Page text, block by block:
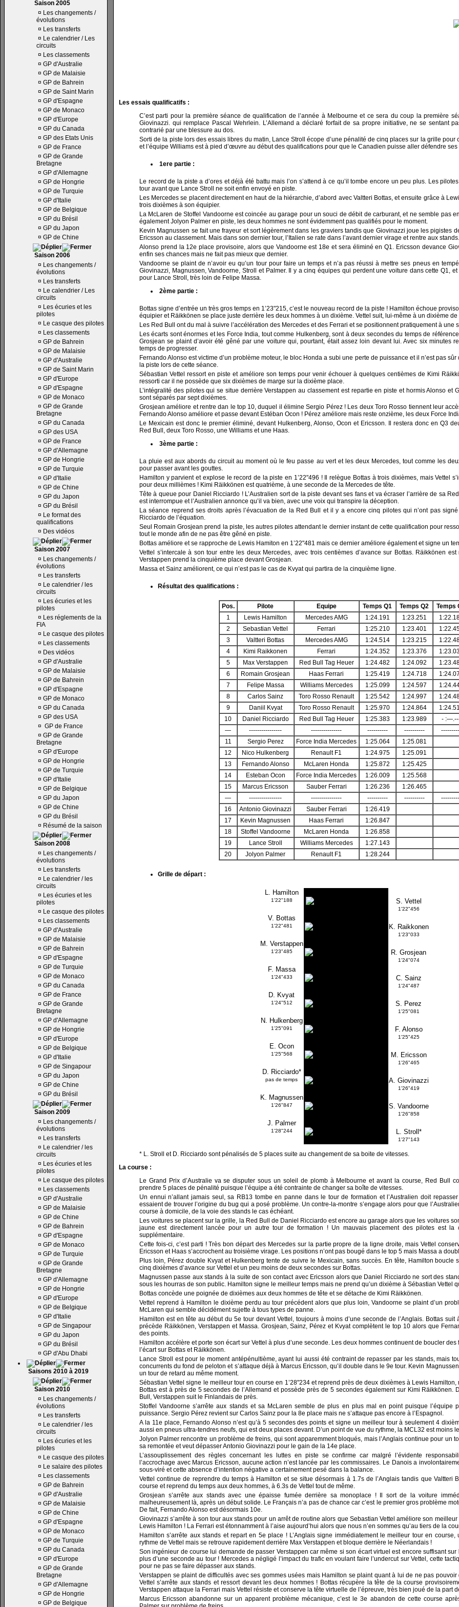
Saison 2005
¤ Les changements /
évolutions
¤ Les transferts
¤ Le calendrier / Les
circuits
¤ Les classements
¤ GP d'Australie
¤ GP de Malaisie
¤ GP de Bahrein
¤ GP de Saint Marin
¤ GP d'Espagne
¤ GP de Monaco
¤ GP d'Europe
¤ GP du Canada
¤ GP des Etats Unis
¤ GP de France
¤ GP de Grande
Bretagne
¤ GP d'Allemagne
¤ GP de Hongrie
¤ GP de Turquie
¤ GP d'Italie
¤ GP de Belgique
¤ GP du Brésil
¤ GP du Japon
¤ GP de Chine
Saison 2006
¤ Les changements /
évolutions
¤ Les transferts
¤ Le calendrier / Les
circuits
¤ Les écuries et les
pilotes
¤ Le casque des pilotes
¤ Les classements
¤ GP de Bahrein
¤ GP de Malaisie
¤ GP d'Australie
¤ GP de Saint Marin
¤ GP d'Europe
¤ GP d'Espagne
¤ GP de Monaco
¤ GP de Grande
Bretagne
¤ GP du Canada
¤ GP des USA
¤ GP de France
¤ GP d'Allemagne
¤ GP de Hongrie
¤ GP de Turquie
¤ GP d'Italie
¤ GP de Chine
¤ GP du Japon
¤ GP du Brésil
¤ Le format des
qualifications
¤ Des vidéos
Saison 2007
¤ Les changements /
évolutions
¤ Les transferts
¤ Le calendrier / les
circuits
¤ Les écuries et les
pilotes
¤ Les réglements de la
FIA
¤ Le casque des pilotes
¤ Les classements
¤ Des vidéos
¤ GP d'Australie
¤ GP de Malaisie
¤ GP de Bahrein
¤ GP d'Espagne
¤ GP de Monaco
¤ GP du Canada
¤ GP des USA
¤ GP de France
¤ GP de Grande
Bretagne
¤ GP d'Europe
¤ GP de Hongrie
¤ GP de Turquie
¤ GP d'Italie
¤ GP de Belgique
¤ GP du Japon
¤ GP de Chine
¤ GP du Brésil
¤ Résumé de la saison
Saison 2008
¤ Les changements /
évolutions
¤ Les transferts
¤ Le calendrier / les
circuits
¤ Les écuries et les
pilotes
¤ Le casque des pilotes
¤ Les classements
¤ GP d'Australie
¤ GP de Malaisie
¤ GP de Bahrein
¤ GP d'Espagne
¤ GP de Turquie
¤ GP de Monaco
¤ GP du Canada
¤ GP de France
¤ GP de Grande
Bretagne
¤ GP d'Allemagne
¤ GP de Hongrie
¤ GP d'Europe
¤ GP de Belgique
¤ GP d'Italie
¤ GP de Singapour
¤ GP du Japon
¤ GP de Chine
¤ GP du Brésil
Saison 2009
¤ Les changements /
évolutions
¤ Les transferts
¤ Le calendrier / les
circuits
¤ Les écuries et les
pilotes
¤ Le casque des pilotes
¤ Les classements
¤ GP d'Australie
¤ GP de Malaisie
¤ GP de Chine
¤ GP de Bahrein
¤ GP d'Espagne
¤ GP de Monaco
¤ GP de Turquie
¤ GP de Grande
Bretagne
¤ GP d'Allemagne
¤ GP de Hongrie
¤ GP d'Europe
¤ GP de Belgique
¤ GP d'Italie
¤ GP de Singapour
¤ GP du Japon
¤ GP du Brésil
¤ GP d'Abu Dhabi
Saisons 2010 à 2019
Saison 2010
¤ Les changements /
évolutions
¤ Les transferts
¤ Le calendrier / les
circuits
¤ Les écuries et les
pilotes
¤ Le casque des pilotes
¤ Le salaire des pilotes
¤ Les classements
¤ GP de Bahrein
¤ GP d'Australie
¤ GP de Malaisie
¤ GP de Chine
¤ GP d'Espagne
¤ GP de Monaco
¤ GP de Turquie
¤ GP du Canada
¤ GP d'Europe
¤ GP de Grande
Bretagne
¤ GP d'Allemagne
¤ GP de Hongrie
¤ GP de Belgique
Les essais qualificatifs :
C’est parti pour la première séance de qualification de l’année à Melbourne et ce sera du coup la première
Giovinazzi. qui remplace Pascal Wehrlein. L’Allemand a déclaré forfait de sa propre initiative, ne se sentant
contrarié par une blessure au dos.
Sorti de la piste lors des essais libres du matin, Lance Stroll écope d’une pénalité de cinq places sur la grille pour
et l’équipe Williams est à pied d’œuvre au début des qualifications pour que le Canadien puisse aller défendre ses
1ere partie :
Le record de la piste a d’ores et déjà été battu mais l’on s’attend à ce qu’il tombe encore un peu plus. Les
tour avant que Lance Stroll ne soit enfin envoyé en piste.
Les Mercedes se placent directement en haut de la hiérarchie, d’abord avec Valtteri Bottas, et ensuite grâce à
trois dixièmes à son équipier.
La McLaren de Stoffel Vandoorne est coincée au garage pour un souci de débit de carburant, et ne semble pas
également Jolyon Palmer en piste, les deux hommes ne sont évidemment pas qualifiés pour le moment.
Kevin Magnussen se fait une frayeur et sort légèrement dans les graviers tandis que Giovinazzi joue les pigistes
Ericsson au classement. Mais dans son dernier tour, l’Italien se rate dans l’avant dernier virage et rentre aux stands.
Alonso prend la 12e place provisoire, alors que Vandoorne est 18e et sera éliminé en Q1. Ericsson devance
enfin ses chances mais ne fait pas mieux que dernier.
Vandoorne se plaint de n’avoir eu qu’un tour pour faire un temps et n’a pas réussi à mettre ses pneus en
Giovinazzi, Magnussen, Vandoorne, Stroll et Palmer. Il y a cinq équipes qui perdent une voiture dans cette Q1,
pour Lance Stroll, très loin de Felipe Massa.
2ème partie :
Bottas signe d’entrée un très gros temps en 1’23"215, c’est le nouveau record de la piste ! Hamilton échoue
équipier et Räikkönen se place juste derrière les deux hommes à un dixième. Vettel suit, lui-même à un dixième
Les Red Bull ont du mal à suivre l’accélération des Mercedes et des Ferrari et se positionnent pratiquement à une
Les écarts sont énormes et les Force India, tout comme Hulkenberg, sont à deux secondes du temps de
Grosjean se plaint d’avoir été gêné par une voiture qui, pourtant, était assez loin devant lui. Avec six minutes
temps de progresser.
Fernando Alonso est victime d’un problème moteur, le bloc Honda a subi une perte de puissance et il n’est pas
la piste lors de cette séance.
Sébastian Vettel ressort en piste et améliore son temps pour venir échouer à quelques centièmes de Kimi
ressorti car il ne possède que six dixièmes de marge sur la dixième place.
L’intégralité des pilotes qui se situe derrière Verstappen au classement est repartie en piste et hormis Alonso et
sont séparés par sept dixièmes.
Grosjean améliore et rentre dan le top 10, duquel il élimine Sergio Pérez ! Les deux Toro Rosso tiennent leur
Fernando Alonso améliore et passe devant Estéban Ocon ! Pérez améliore mais reste onzième, les deux Force
Le Mexicain est donc le premier éliminé, devant Hulkenberg, Alonso, Ocon et Ericsson. Il restera donc en Q3
Red Bull, deux Toro Rosso, une Williams et une Haas.
3ème partie :
La pluie est aux abords du circuit au moment où le feu passe au vert et les deux Mercedes, tout comme les
pour passer avant les gouttes.
Hamilton y parvient et explose le record de la piste en 1’22"496 ! Il relègue Bottas à trois dixièmes, mais Vettel
pour deux millièmes ! Kimi Räikkönen est quatrième, à une seconde de la Mercedes de tête.
Tête à queue pour Daniel Ricciardo ! L’Australien sort de la piste devant ses fans et va écraser l’arrière de sa
est interrompue et l’Australien annonce qu’il va bien, avec une voix qui transpire la déception.
La séance reprend ses droits après l’évacuation de la Red Bull et il y a encore cinq pilotes qui n’ont pas
Ricciardo de l’équation.
Seul Romain Grosjean prend la piste, les autres pilotes attendant le dernier instant de cette qualification pour
tout le monde afin de ne pas être gêné en piste.
Bottas améliore et se rapproche de Lewis Hamiton en 1’22"481 mais ce dernier améliore également et signe un
Vettel s’intercale à son tour entre les deux Mercedes, avec trois centièmes d’avance sur Bottas. Räikkönen est
Verstappen prend la cinquième place devant Grosjean.
Massa et Sainz améliorent, ce qui n’est pas le cas de Kvyat qui partira de la cinquième ligne.
Résultat des qualifications :
Pos. Pilote Equipe Temps Q1 Temps Q2
Temps
1
Lewis Hamilton Mercedes AMG 1:24.191 1:23.251
2
Sebastian Vettel Ferrari 1:25.210 1:23.401
3
Valtteri Bottas Mercedes AMG 1:24.514 1:23.215
4
Kimi Raikkonen Ferrari 1:24.352 1:23.376
5
Max Verstappen Red Bull Tag Heuer 1:24.482 1:24.092
6
Romain Grosjean Haas Ferrari 1:25.419 1:24.718
7
Felipe Massa Williams Mercedes 1:25.099 1:24.597
8
Carlos Sainz Toro Rosso Renault 1:25.542 1:24.997
9
Daniil Kvyat Toro Rosso Renault 1:25.970 1:24.864
10
Daniel Ricciardo Red Bull Tag Heuer 1:25.383 1:23.989
-
—
---------------- --------------- ---------- ----------
11
Sergio Perez Force India Mercedes 1:25.064
1:25.081
12
Nico Hulkenberg Renault F1 1:24.975
1:25.091
13
Fernando Alonso McLaren Honda 1:25.872
1:25.425
14
Esteban Ocon Force India Mercedes 1:26.009
1:25.568
15
Marcus Ericsson Sauber Ferrari 1:26.236
1:26.465
—
---------------- --------------- ---------- ----------
16
Antonio Giovinazzi Sauber Ferrari
1:26.419
17
Kevin Magnussen Haas Ferrari
1:26.847
18
Stoffel Vandoorne McLaren Honda
1:26.858
19
Lance Stroll Williams Mercedes
1:27.143
20
Jolyon Palmer Renault F1 1:28.244
Grille de départ :
L. Hamilton
1'22"188 S. Vettel
1'22"456
V. Bottas
1'22"481 K. Raikkonen
1'23"033
M. Verstappen
1'23"485 R. Grosjean
1'24"074
F. Massa
1'24"433 C. Sainz
1'24"487
D. Kvyat
1'24"512 S. Perez
1'25"081
N. Hulkenberg
1'25"091 F. Alonso
1'25"425
E. Ocon
1'25"568 M. Ericsson
1'26"465
D. Ricciardo*
pas de temps A. Giovinazzi
1'26"419
K. Magnussen
1'26"847 S. Vandoorne
1'26"858
J. Palmer
1'28"244 L. Stroll*
1'27"143
* L. Stroll et D. Ricciardo sont pénalisés de 5 places suite au changement de sa boite de vitesses.
La course :
Le Grand Prix d’Australie va se disputer sous un soleil de plomb à Melbourne et avant la course, Red Bull
prendre 5 places de pénalité puisque l’équipe a été contrainte de changer sa boîte de vitesses.
Un ennui n’allant jamais seul, sa RB13 tombe en panne dans le tour de formation et l’Australien doit
essaient de trouver l’origine du bug qui a posé problème. Un contre-la-montre s’engage alors pour que
course à domicile, de la voie des stands le cas échéant.
Les voitures se placent sur la grille, la Red Bull de Daniel Ricciardo est encore au garage alors que les voitures
jaune est directement lancée pour un autre tour de formation ! Un mauvais placement des pilotes est la
supplémentaire.
Cette fois-ci, c’est parti ! Très bon départ des Mercedes sur la partie propre de la ligne droite, mais Vettel
Ericsson et Haas s’accrochent au troisième virage. Les positions n’ont pas bougé dans le top 5 mais Massa a
Plus loin, Pérez double Kvyat et Hulkenberg tente de suivre le Mexicain, sans succès. En tête, Hamilton boucle
cinq dixièmes d’avance sur Vettel et un peu moins de deux secondes sur Bottas.
Magnussen passe aux stands à la suite de son contact avec Ericsson alors que Daniel Ricciardo ne sort des
sous les hourras de son public. Hamilton signe le meilleur temps mais ne prend qu’un dixième à Sébastian Vettel
Bottas concède une poignée de dixièmes aux deux hommes de tête et se détache de Kimi Räikkönen.
Vettel reprend à Hamilton le dixième perdu au tour précédent alors que plus loin, Vandoorne se plaint d’un
McLaren qui semble décidément sujette à tous types de panne.
Hamilton est en tête au début du 5e tour devant Vettel, toujours à moins d’une seconde de l’Anglais. Bottas
précède Räikkönen, Verstappen et Massa. Grosjean, Sainz, Pérez et Kvyat complètent le top 10 alors que
des points.
Hamilton accélère et porte son écart sur Vettel à plus d’une seconde. Les deux hommes continuent de boucler
l’écart sur Bottas et Räikkönen.
Lance Stroll est pour le moment antépénultième, ayant lui aussi été contraint de repasser par les stands, mais
concurrents du fond de peloton et s’attaque déjà à Marcus Ericsson, qu’il double dans le 9e tour. Kevin
un tour de retard au même moment.
Sébastian Vettel signe le meilleur tour en course en 1’28"234 et reprend près de deux dixièmes à Lewis Hamilton,
Bottas est à près de 5 secondes de l’Allemand et possède près de 5 secondes également sur Kimi Räikkönen.
Bull, Verstappen suit le Finlandais de près.
Stoffel Vandoorne s’arrête aux stands et sa McLaren semble de plus en plus mal en point puisque l’équipe
puissance. Sergio Pérez revient sur Carlos Sainz pour la 8e place mais ne s’attaque pas encore à l’Espagnol.
A la 11e place, Fernando Alonso n’est qu’à 5 secondes des points et signe un meilleur tour à seulement 4
aussi en pneus ultra-tendres neufs, qui est deux places devant. D’un point de vue du rythme, la MCL32 est moins
Jolyon Palmer rencontre un problème de freins, qui sont apparemment bloqués, mais l’Anglais continue pour un
sa remontée et veut dépasser Antonio Giovinazzi pour le gain de la 14e place.
L’assouplissement des règles concernant les luttes en piste se confirme car malgré l’évidente
l’accrochage avec Marcus Ericsson, aucune action n’est lancée par les commissaires. Le Danois a
sous-viré et cette absence d’intention négative a certainement pesé dans la balance.
Vettel continue de reprendre du temps à Hamilton et se situe désormais à 1.7s de l’Anglais tandis que Valtteri
course et reprend du temps aux deux hommes, à 6.3s de Vettel tout de même.
Grosjean s’arrête aux stands avec une épaisse fumée derrière sa monoplace ! Il sort de la voiture
malheureusement là, après un début solide. Le Français n’a pas de chance car c’est le premier gros problème
De fait, Fernando Alonso est désormais 10e.
Giovinazzi s’arrête à son tour aux stands pour un arrêt de routine alors que Sebastian Vettel améliore son
Lewis Hamilton ! La Ferrari est étonnamment à l’aise aujourd’hui alors que nous n’en sommes qu’au tiers de la
Hamilton s’arrête aux stands et repart en 5e place ! L’Anglais signe immédiatement le meilleur tour en
rythme de Vettel mais se retrouve rapidement derrière Max Verstappen et bloque derrière le Néerlandais !
Son ingénieur de course lui demande de passer Verstappen car même si son écart virtuel est encore suffisant
plus d’une seconde au tour ! Mercedes a négligé l’impact du trafic en voulant faire l’undercut sur Vettel, cette
pour ne pas se faire dépasser aux stands.
Verstappen se plaint de difficultés avec ses gommes usées mais Hamilton se plaint quant à lui de ne pas
Vettel s’arrête aux stands et ressort devant les deux hommes ! Bottas récupère la tête de la course
Verstappen attaque la Ferrari mais Vettel résiste et conserve la tête virtuelle de l’épreuve, très bien joué de la part
Marcus Ericsson abandonne sur un apparent problème mécanique, c’est le 3e abandon de cette course